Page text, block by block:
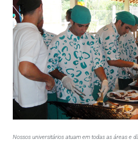
Nossos universitários atuam em todas as áreas e